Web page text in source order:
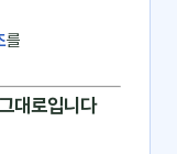
를
대로입니다